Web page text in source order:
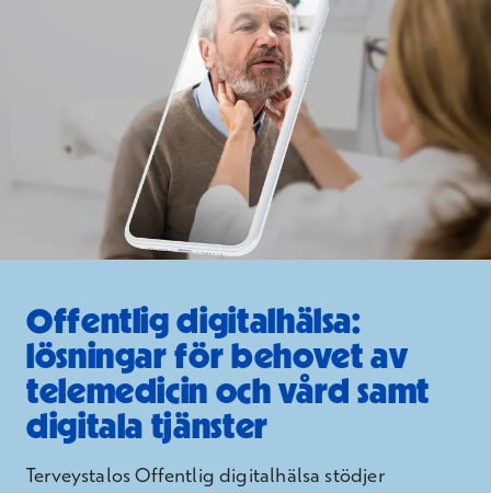
Offentlig digitalhälsa:
lösningar för behovet av
telemedicin och vård samt
digitala tjänster
Terveystalos Offentlig digitalhälsa stödjer